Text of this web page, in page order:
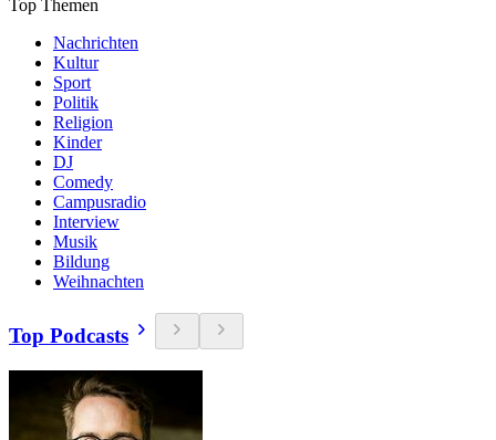
Top Themen
Nachrichten
Kultur
Sport
Politik
Religion
Kinder
DJ
Comedy
Campusradio
Interview
Musik
Bildung
Weihnachten
Top Podcasts